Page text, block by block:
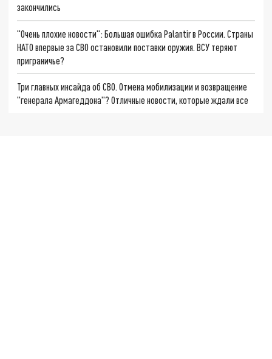
закончились
"Очень плохие новости": Большая ошибка Palantir в России. Страны
НАТО впервые за СВО остановили поставки оружия. ВСУ теряют
приграничье?
Три главных инсайда об СВО. Отмена мобилизации и возвращение
"генерала Армагеддона"? Отличные новости, которые ждали все